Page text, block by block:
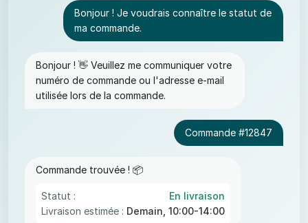
Bonjour ! Je voudrais connaître le statut de
ma commande.
Bonjour ! 👋 Veuillez me communiquer votre
numéro de commande ou l'adresse e-mail
utilisée lors de la commande.
Commande #12847
Commande trouvée ! 📦
Statut :
En livraison
Livraison estimée : Demain, 10:00-14:00